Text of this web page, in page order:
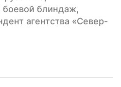
боевой блиндаж,
агентства «Север-